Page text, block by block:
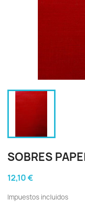
SOBRES
12,10 €
Impuestos incluidos